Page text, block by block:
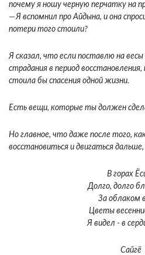
почему я ношу черную перчатку на
—Я вспомнил про Айдына, и она
потери того стоили?
Я сказал, что если поставлю на
страдания в период
стоила бы спасения одной жизни.
Есть вещи, которые ты должен
Но главное, что даже после того,
восстановиться и двигаться
В горах
Долго, долго
За облаком
Цветы
Я видел - в
Сайгё